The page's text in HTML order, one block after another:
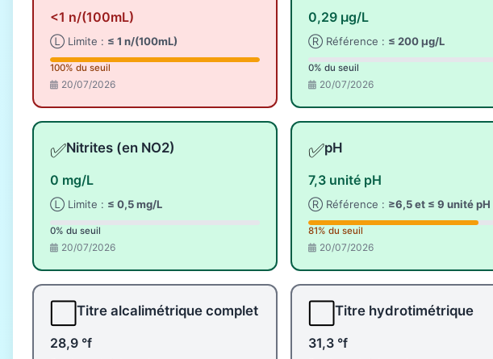
<1 n/(100mL)
Ⓛ Limite : ≤ 1 n/(100mL)
100% du seuil
20/07/2026
0,29 µg/L
Ⓡ Référence : ≤ 200 µg/L
0% du seuil
20/07/2026
✅Nitrites (en NO2)
0 mg/L
Ⓛ Limite : ≤ 0,5 mg/L
0% du seuil
20/07/2026
✅pH
7,3 unité pH
Ⓡ Référence : ≥6,5 et ≤ 9 unité pH
81% du seuil
20/07/2026
Titre alcalimétrique complet
28,9 °f
Titre hydrotimétrique
31,3 °f